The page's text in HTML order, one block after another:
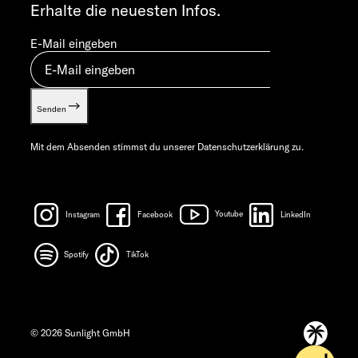
Erhalte die neuesten Infos.
E-Mail eingeben
Senden
Mit dem Absenden stimmst du unserer Datenschutzerklärung zu.
Instagram Facebook Youtube LinkedIn
Spotify TikTok
© 2026 Sunlight GmbH